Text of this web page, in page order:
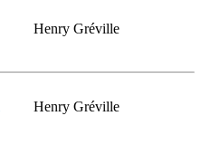
Henry Gréville
Henry Gréville